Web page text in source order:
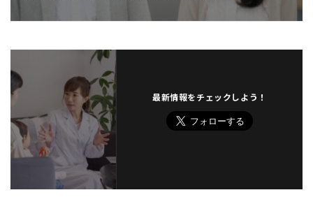
最新情報をチェックしよう！